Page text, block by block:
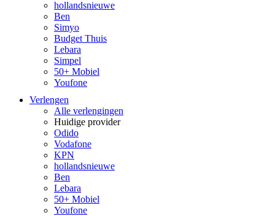
hollandsnieuwe
Ben
Simyo
Budget Thuis
Lebara
Simpel
50+ Mobiel
Youfone
Verlengen
Alle verlengingen
Huidige provider
Odido
Vodafone
KPN
hollandsnieuwe
Ben
Lebara
50+ Mobiel
Youfone